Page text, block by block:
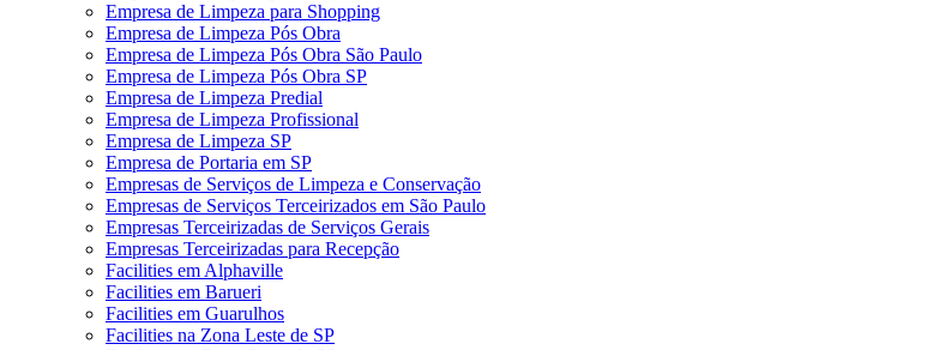
Empresa de Limpeza para Shopping
Empresa de Limpeza Pós Obra
Empresa de Limpeza Pós Obra São Paulo
Empresa de Limpeza Pós Obra SP
Empresa de Limpeza Predial
Empresa de Limpeza Profissional
Empresa de Limpeza SP
Empresa de Portaria em SP
Empresas de Serviços de Limpeza e Conservação
Empresas de Serviços Terceirizados em São Paulo
Empresas Terceirizadas de Serviços Gerais
Empresas Terceirizadas para Recepção
Facilities em Alphaville
Facilities em Barueri
Facilities em Guarulhos
Facilities na Zona Leste de SP